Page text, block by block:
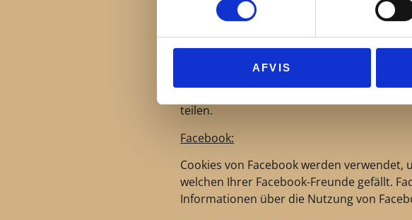
AFVIS
Benutzer identifizieren oder die
an Dritte weitergegeben werden.
Add Dies:
Mit Ads This können Sie den Inhalt der
teilen.
Facebook:
Cookies von Facebook werden
welchen Ihrer Facebook-Freunde gefällt.
Informationen über die Nutzung von